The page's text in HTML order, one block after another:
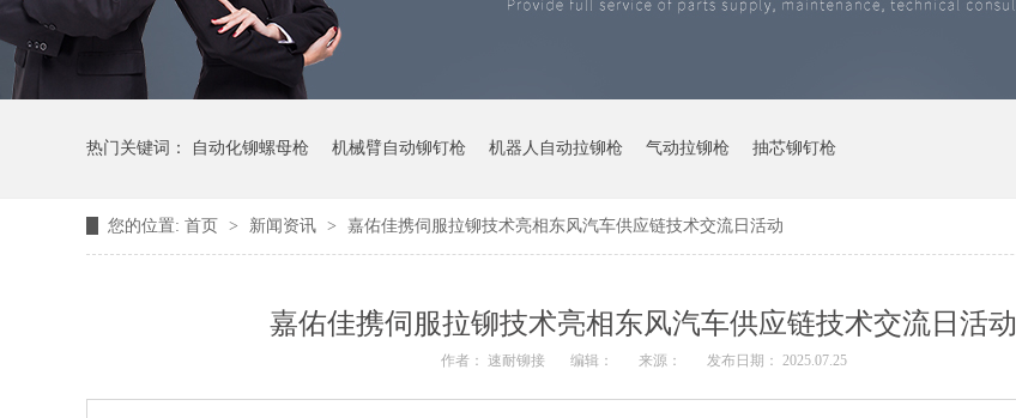
热门关键词： 自动化铆螺母枪 机械臂自动铆钉枪 机器人自动拉铆枪 气动拉铆枪 抽芯铆钉枪
您的位置: 首页 > 新闻资讯 > 嘉佑佳携伺服拉铆技术亮相东风汽车供应链技术交流日活动
嘉佑佳携伺服拉铆技术亮相东风汽车供应链技术交流日活动
作者： 速耐铆接 编辑： 来源： 发布日期： 2025.07.25